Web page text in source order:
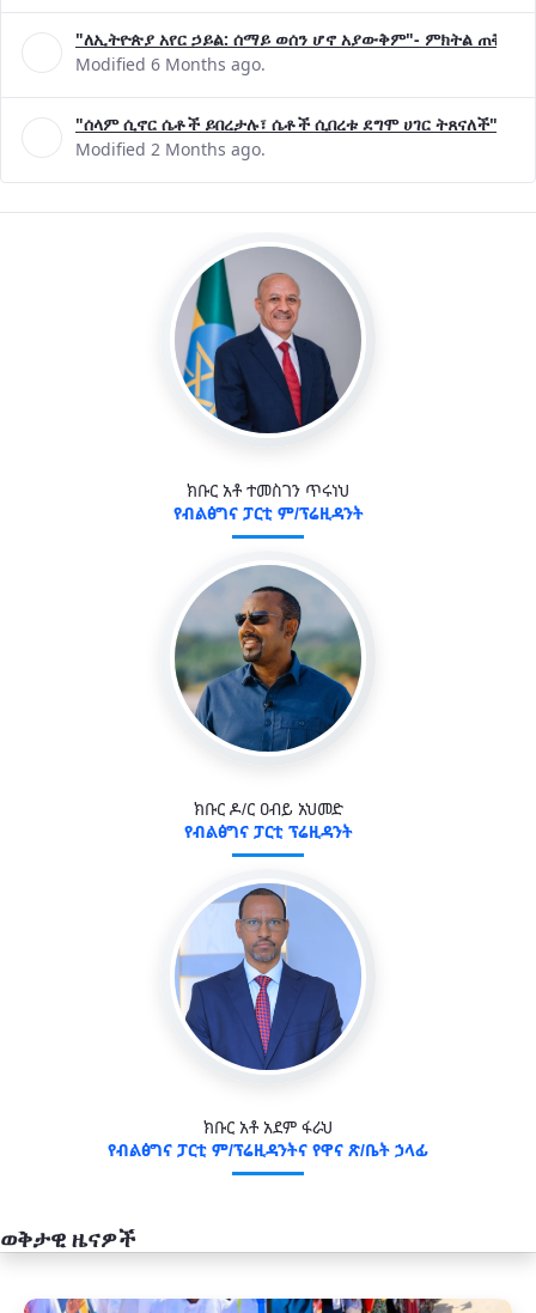
"ለኢትዮጵያ አየር ኃይል: ሰማይ ወሰን ሆኖ አያውቅም"- ምክትል ጠቅላይ
Modified 6 Months ago.
"ሰላም ሲኖር ሴቶች ይበረታሉ፣ ሴቶች ሲበረቱ ደግሞ ሀገር ትጸናለች"-
Modified 2 Months ago.
ክቡር አቶ ተመስገን ጥሩነህ
የብልፅግና ፓርቲ ም/ፕሬዚዳንት
ክቡር ዶ/ር ዐብይ አህመድ
የብልፅግና ፓርቲ ፕሬዚዳንት
ክቡር አቶ አደም ፋራህ
የብልፅግና ፓርቲ ም/ፕሬዚዳንትና የዋና ጽ/ቤት ኃላፊ
ወቅታዊ ዜናዎች